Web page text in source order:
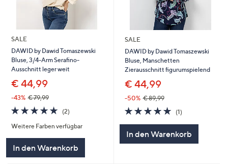
SALE
DAWID by Dawid Tomaszewski
Bluse, 3/4-Arm Serafino-
Ausschnitt leger weit
€ 44,99
-43% € 79,99
5.0
von
5
(2)2
Weitere Farben verfügbar
In den Warenkorb
SALE
DAWID by Dawid Tomaszewski
Bluse, Manschetten
Zierausschnitt figurumspielend
€ 44,99
-50% € 89,99
5.0
von
(1)1
In den Warenkorb